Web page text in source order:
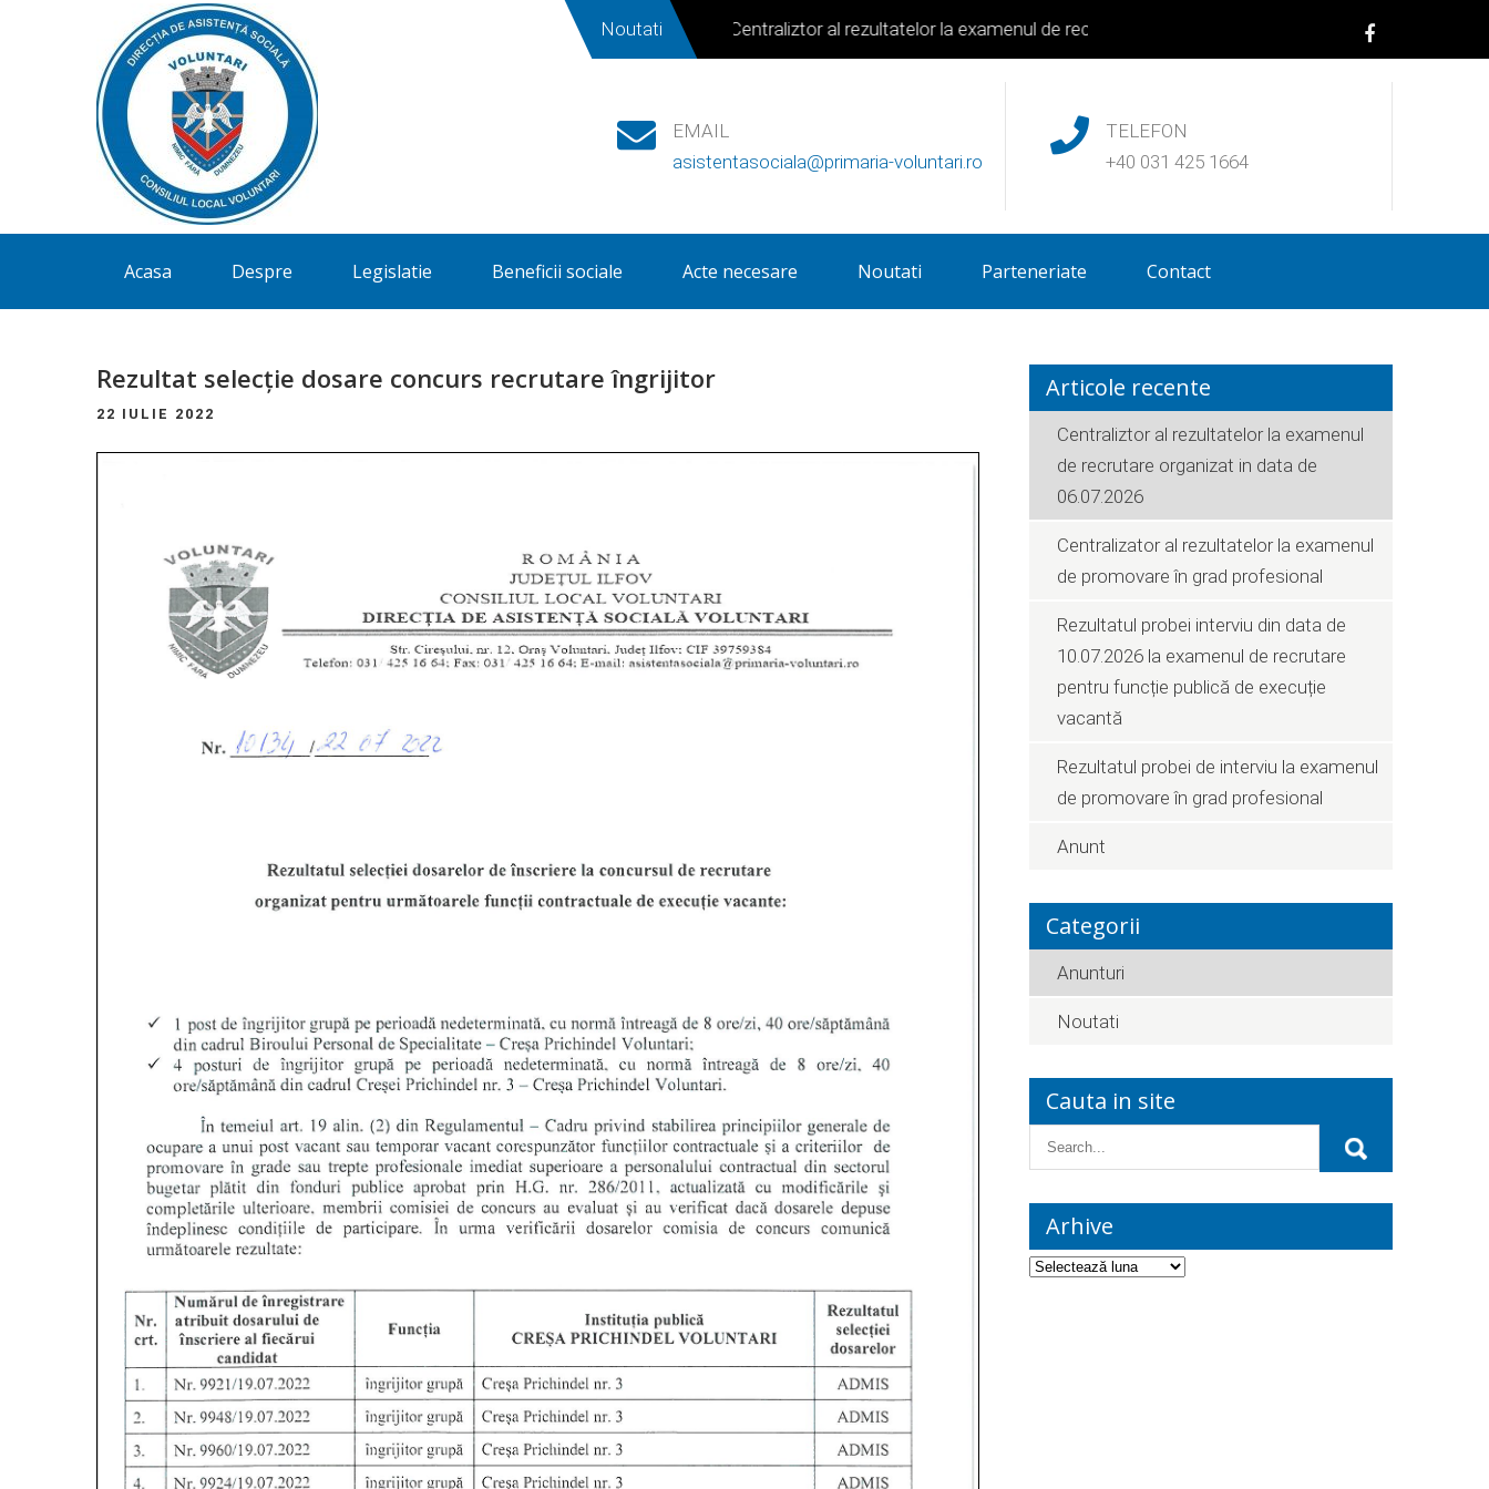
Noutati Centraliztor al rezultatelor la examenul de recrutare organizat in data de 06.07.2026 |Centralizator
Directia
de
Sociala
Voluntari
EMAIL
asistentasociala@primaria-voluntari.ro
TELEFON
+40 031 425 1664
Acasa Despre Legislatie Beneficii sociale Acte necesare Noutati Parteneriate Contact
Rezultat selecție dosare concurs recrutare îngrijitor
22 IULIE 2022
Articole recente
Centraliztor al rezultatelor la examenul
de recrutare organizat in data de
06.07.2026
Centralizator al rezultatelor la examenul
de promovare în grad profesional
Rezultatul probei interviu din data de
10.07.2026 la examenul de recrutare
pentru funcție publică de execuție
vacantă
Rezultatul probei de interviu la examenul
de promovare în grad profesional
Anunt
Categorii
Anunturi
Noutati
Cauta in site
Arhive